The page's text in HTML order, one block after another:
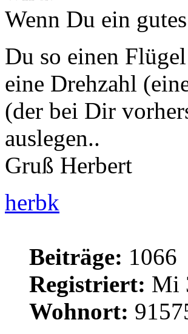
Wenn Du ein
Du so einen
eine Drehzahl
(der bei Dir
auslegen..
Gruß Herbert
herbk
Beiträge: 1066
Registriert: Mi
Wohnort: